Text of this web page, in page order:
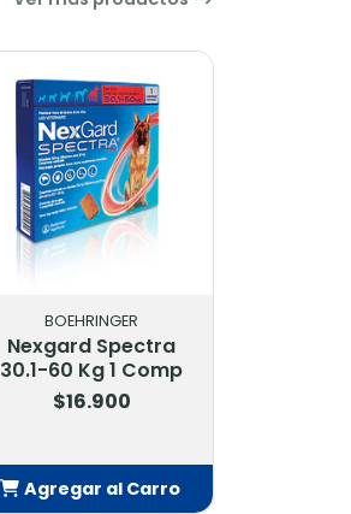
BOEHRINGER
Nexgard Spectra
30.1-60 Kg 1 Comp
$16.900
Agregar al Carro